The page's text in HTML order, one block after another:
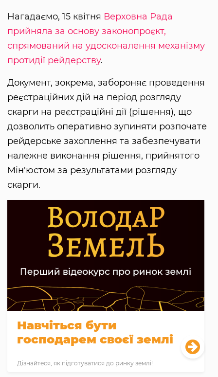
Нагадаємо, 15 квітня Верховна Рада
прийняла за основу законопроєкт,
спрямований на удосконалення механізму
протидії рейдерству.
Документ, зокрема, забороняє проведення
реєстраційних дій на період розгляду
скарги на реєстраційні дії (рішення), що
дозволить оперативно зупиняти розпочате
рейдерське захоплення та забезпечувати
належне виконання рішення, прийнятого
Мін'юстом за результатами розгляду
скарги.
Навчіться бути
господарем своєї землі
Дізнайтеся, як підготуватися до ринку землі!